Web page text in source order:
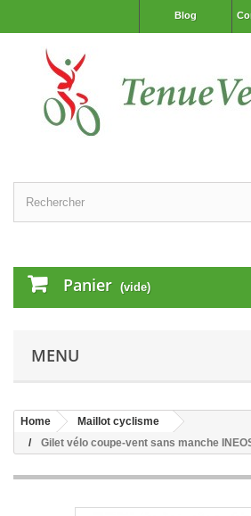
Blog
Panier (vide)
MENU
Home
Maillot cyclisme
Gilet vélo coupe-vent sans manche